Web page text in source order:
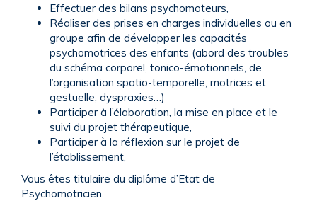
Effectuer des bilans psychomoteurs,
Réaliser des prises en charges individuelles ou en
groupe afin de développer les capacités
psychomotrices des enfants (abord des troubles
du schéma corporel, tonico-émotionnels, de
l’organisation spatio-temporelle, motrices et
gestuelle, dyspraxies…)
Participer à l’élaboration, la mise en place et le
suivi du projet thérapeutique,
Participer à la réflexion sur le projet de
l’établissement,
Vous êtes titulaire du diplôme d’Etat de
Psychomotricien.